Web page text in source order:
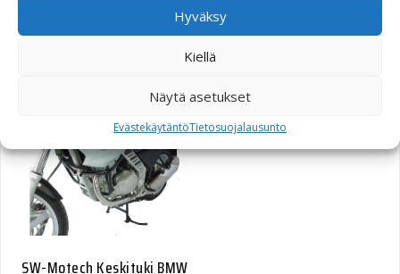
Hyväksy
Kiellä
Näytä asetukset
EvästekäytäntöTietosuojalausunto
SW-Motech Keskituki BMW
F800GS 08-
SW-Motech Keskituki BMW